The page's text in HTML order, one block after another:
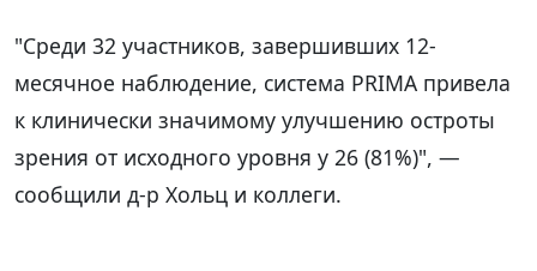
"Среди 32 участников, завершивших 12-
месячное наблюдение, система PRIMA привела
к клинически значимому улучшению остроты
зрения от исходного уровня у 26 (81%)", —
сообщили д-р Хольц и коллеги.